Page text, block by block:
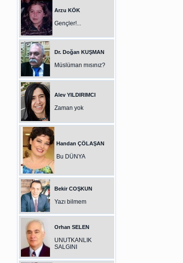
Arzu KÖK
Gençler!...
Dr. Doğan KUŞMAN
Müslüman mısınız?
Alev YILDIRIMCI
Zaman yok
Handan ÇÖLAŞAN
Bu DÜNYA
Bekir COŞKUN
Yazı bilmem
Orhan SELEN
UNUTKANLIK
SALGINI